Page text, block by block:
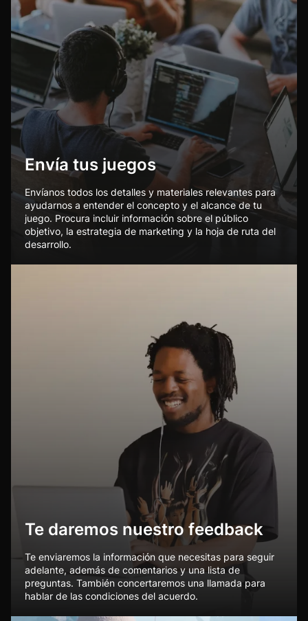
Envía tus juegos
Envíanos todos los detalles y materiales relevantes para
ayudarnos a entender el concepto y el alcance de tu
juego. Procura incluir información sobre el público
objetivo, la estrategia de marketing y la hoja de ruta del
desarrollo.
Te daremos nuestro feedback
Te enviaremos la información que necesitas para seguir
adelante, además de comentarios y una lista de
preguntas. También concertaremos una llamada para
hablar de las condiciones del acuerdo.